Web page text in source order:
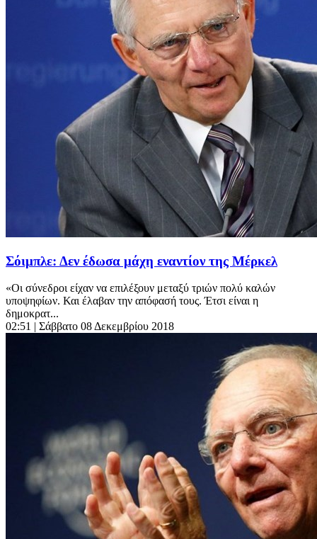
Σόιμπλε: Δεν έδωσα μάχη εναντίον της Mέρκελ
«Οι σύνεδροι είχαν να επιλέξουν μεταξύ τριών πολύ καλών
υποψηφίων. Και έλαβαν την απόφασή τους. Έτσι είναι η
δημοκρατ...
02:51 | Σάββατο 08 Δεκεμβρίου 2018